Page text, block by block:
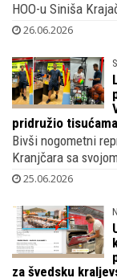
poklopac
Nakon novih
HOO-u Siniša
26.06.2026
pridružio
Bivši nogometni
Kranjčara sa
25.06.2026